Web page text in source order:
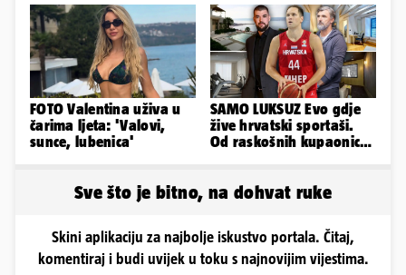
FOTO Valentina uživa u
čarima ljeta: 'Valovi,
sunce, lubenica'
SAMO LUKSUZ Evo gdje
žive hrvatski sportaši.
Od raskošnih kupaonica
Sve što je bitno, na dohvat ruke
Skini aplikaciju za najbolje iskustvo portala. Čitaj,
komentiraj i budi uvijek u toku s najnovijim vijestima.